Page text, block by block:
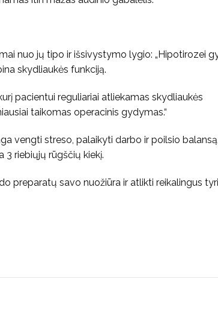
nuo jų tipo ir išsivystymo lygio: „Hipotirozei
skydliaukės funkciją.
pacientui reguliariai atliekamas skydliaukės
taikomas operacinis gydymas.“
vengti streso, palaikyti darbo ir poilsio balansą,
riebiųjų rūgščių kiekį.
preparatų savo nuožiūra ir atlikti reikalingus